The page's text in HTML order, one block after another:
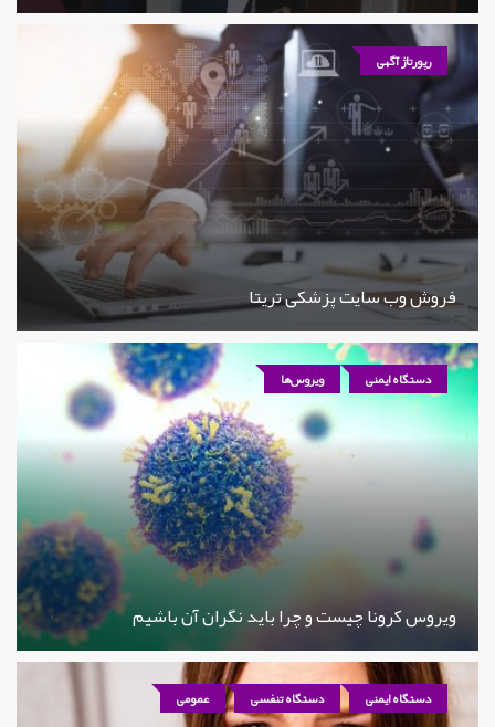
رپورتاژ آگهی
فروش وب سایت پزشکی تریتا
دستگاه ایمنی ویروس‌ها
ویروس کرونا چیست و چرا باید نگران آن باشیم
دستگاه ایمنی دستگاه تنفسی عمومی